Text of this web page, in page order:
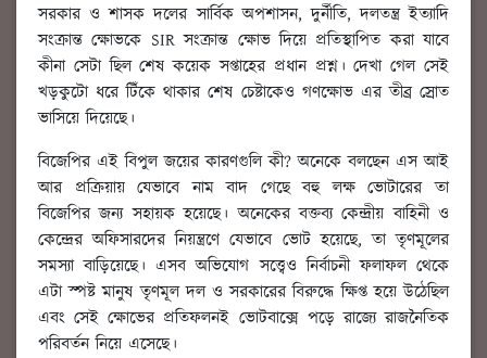
সরকার ও শাসক দলের সার্বিক অপশাসন, দুর্নীতি, দলতন্ত্র ইত্যাদি
সংক্রান্ত ক্ষোভকে SIR সংক্রান্ত ক্ষোভ দিয়ে প্রতিস্থাপিত করা যাবে
কীনা সেটা ছিল শেষ কয়েক সপ্তাহের প্রধান প্রশ্ন। দেখা গেল সেই
খড়কুটো ধরে টিঁকে থাকার শেষ চেষ্টাকেও গণক্ষোভ এর তীব্র স্রোত
ভাসিয়ে দিয়েছে।
বিজেপির এই বিপুল জয়ের কারণগুলি কী? অনেকে বলছেন এস আই
আর প্রক্রিয়ায় যেভাবে নাম বাদ গেছে বহু লক্ষ ভোটারের তা
বিজেপির জন্য সহায়ক হয়েছে। অনেকের বক্তব্য কেন্দ্রীয় বাহিনী ও
কেন্দ্রের অফিসারদের নিয়ন্ত্রণে যেভাবে ভোট হয়েছে, তা তৃণমূলের
সমস্যা বাড়িয়েছে। এসব অভিযোগ সত্ত্বেও নির্বাচনী ফলাফল থেকে
এটা স্পষ্ট মানুষ তৃণমূল দল ও সরকারের বিরুদ্ধে ক্ষিপ্ত হয়ে উঠেছিল
এবং সেই ক্ষোভের প্রতিফলনই ভোটবাক্সে পড়ে রাজ্যে রাজনৈতিক
পরিবর্তন নিয়ে এসেছে।